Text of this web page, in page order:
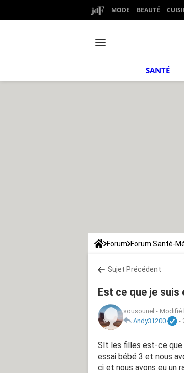
MODE BEAUTÉ
SANTÉ
Forum Forum Santé-
Sujet Précédent
Est ce que je suis
sousounel - Modifié
Andy31200
-
Slt les filles est-ce que
essai bébé 3 et nous
ci et nous avons eu un